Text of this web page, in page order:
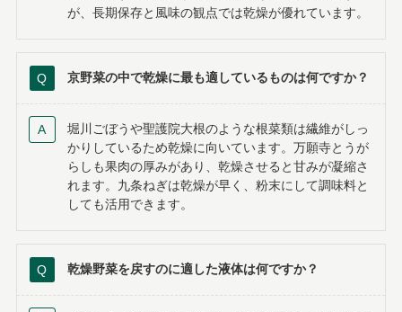
が、長期保存と風味の観点では乾燥が優れています。
京野菜の中で乾燥に最も適しているものは何ですか？
堀川ごぼうや聖護院大根のような根菜類は繊維がしっ
かりしているため乾燥に向いています。万願寺とうが
らしも果肉の厚みがあり、乾燥させると甘みが凝縮さ
れます。九条ねぎは乾燥が早く、粉末にして調味料と
しても活用できます。
乾燥野菜を戻すのに適した液体は何ですか？